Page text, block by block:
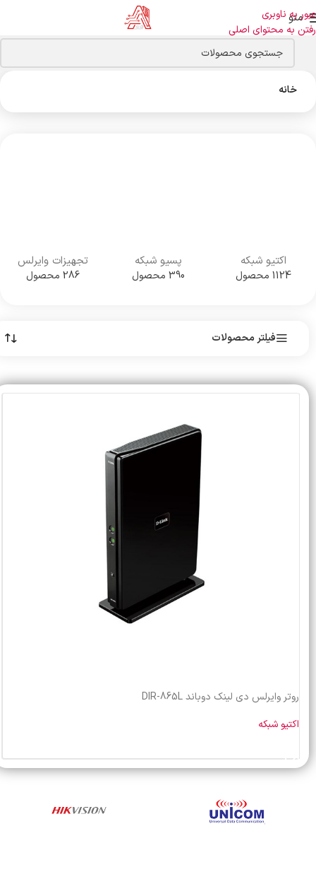
عبور به ناوبری
رفتن به محتوای اصلی
منو
خانه
اکتیو شبکه
1124 محصول
پسیو شبکه
390 محصول
تجهیزات وایرلس
286 محصول
فیلتر محصولات
روتر وایرلس دی لینک دوباند DIR-865L
اکتیو شبکه